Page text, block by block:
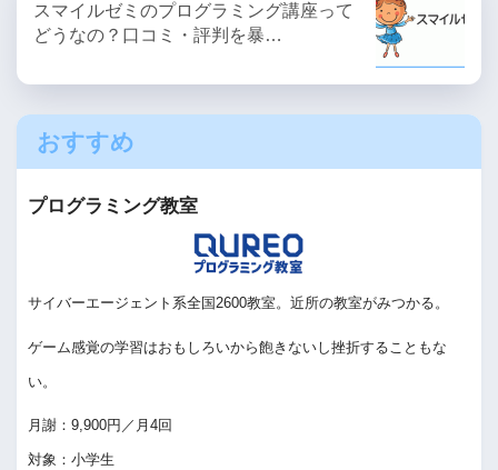
スマイルゼミのプログラミング講座って
どうなの？口コミ・評判を暴…
おすすめ
プログラミング教室
サイバーエージェント系全国2600教室。近所の教室がみつかる。
ゲーム感覚の学習はおもしろいから飽きないし挫折することもな
い。
月謝：9,900円／月4回
対象：小学生